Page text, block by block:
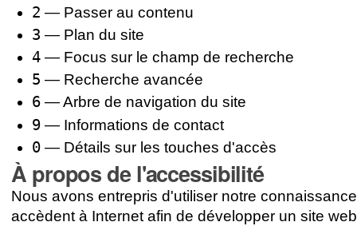
2 — Passer au contenu
3 — Plan du site
4— Focus sur le champ de recherche
5 — Recherche avancée
6— Arbre de navigation du site
9— Informations de contact
0— Détails sur les touches d'accès
À propos de l'accessibilité
Nous avons entrepris d'utiliser notre
accèdent à Internet afin de développer un site